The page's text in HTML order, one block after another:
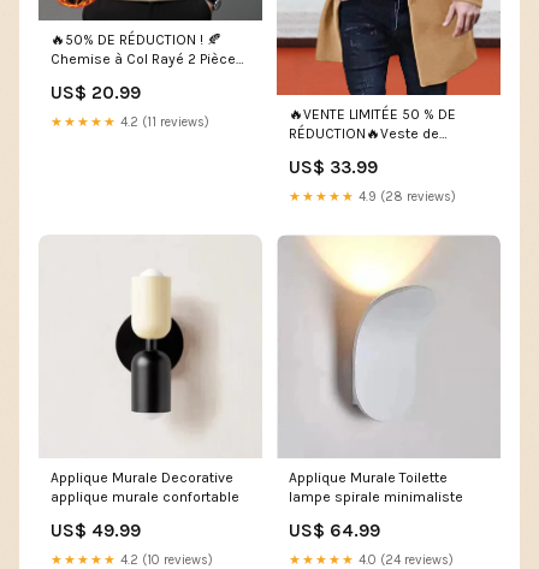
🔥50% DE RÉDUCTION ! 🍂
Chemise à Col Rayé 2 Pièces
Coton Respirant et
Confortable 👔📦 Bedroom
US$ 20.99
★★★★★ 4.2 (11 reviews)
🔥VENTE LIMITÉE 50 % DE
RÉDUCTION🔥Veste de
pour hommes Couleur:Armée
verte
US$ 33.99
★★★★★ 4.9 (28 reviews)
Applique Murale Decorative
applique murale confortable
US$ 49.99
★★★★★ 4.2 (10 reviews)
Applique Murale Toilette
lampe spirale minimaliste
US$ 64.99
★★★★★ 4.0 (24 reviews)